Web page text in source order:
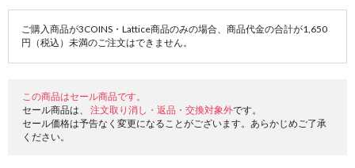
ご購入商品が3COINS・Lattice商品のみの場合、商品代金の合計が1,650
円（税込）未満のご注文はできません。
この商品はセール商品です。
セール商品は、 注文取り消し・返品・交換対象外です。
セール価格は予告なく変更になることがございます。あらかじめご了承
ください。